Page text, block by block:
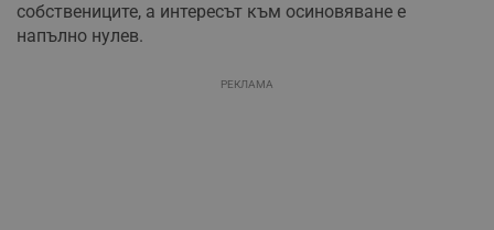
собствениците, а интересът към осиновяване е
напълно нулев.
РЕКЛАМА